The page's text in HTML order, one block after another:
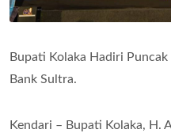
Bupati Kolaka Hadiri
Bank Sultra.
Kendari – Bupati Kolaka, H.